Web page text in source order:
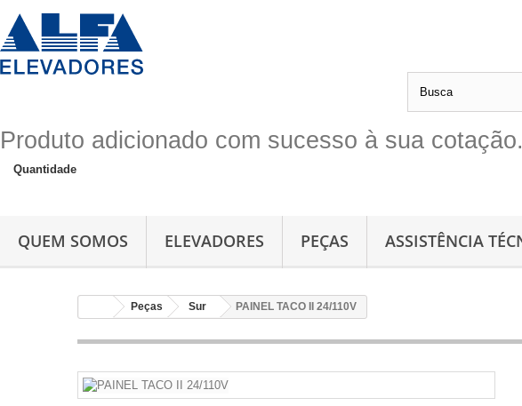
Produto adicionado com sucesso à sua cotação.
Quantidade
QUEM SOMOS ELEVADORES PEÇAS ASSISTÊNCIA
Peças Sur PAINEL TACO II 24/110V